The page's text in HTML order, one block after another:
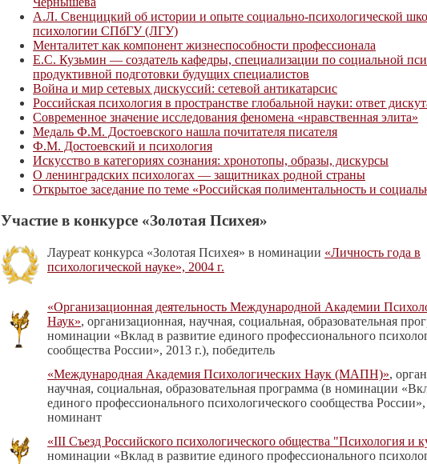
А.Л. Свенцицкий об истории и опыте социально-психологической
психологии СПбГУ (ЛГУ)
Менталитет как компонент жизнеспособности профессионала
Е.С. Кузьмин — создатель кафедры, специализации по социальной
продуктивной подготовки будущих специалистов
Война и мир сетевых дискуссий: сетевой антикатарсис
Российская психология в пространстве глобальной науки: ответ
Современное значение исследования феномена «нравственная элита»
Медаль Ф.М. Достоевского нашла почитателя писателя
Ф.М. Достоевский и психология
Искусство в категориях сознания: хронотопы, образы, дискурсы
О ленинградских психологах — защитниках родной страны
Открытое заседание по теме «Российская полиментальность и
Участие в конкурсе «Золотая Психея»
Лауреат конкурса «Золотая Психея» в номинации «Личность года в
психологической науке», 2004 г.
«Организационная деятельность Международной Академии
Наук», организационная, научная, социальная, образовательная
номинации «Вклад в развитие единого профессионального
сообщества России», 2013 г.), победитель
«Международная Академия Психологических Наук (МАПН)»,
научная, социальная, образовательная программа (в номинации
единого профессионального психологического сообщества России»,
номинант
«III Съезд Российского психологического общества "Психология и
номинации «Вклад в развитие единого профессионального